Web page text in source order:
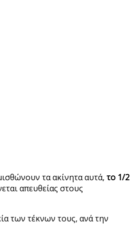
τα ακίνητα αυτά, το 1/2
απευθείας στους
των τέκνων τους, ανά την